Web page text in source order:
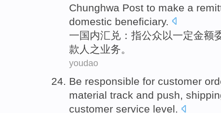
Chunghwa Post to make a
domestic beneficiary.
一国内汇兑 ：指公众以一定金额
款人之业务。
youdao
Be responsible for customer
material track and push,
customer service level.